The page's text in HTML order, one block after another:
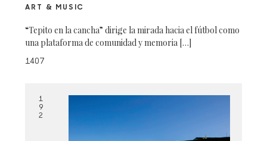
ART & MUSIC
“Tepito en la cancha” dirige la mirada hacia el fútbol como
una plataforma de comunidad y memoria […]
1407
1
9
2